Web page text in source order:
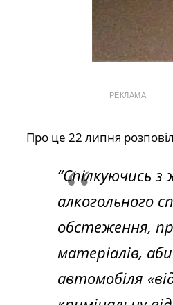
РЕКЛАМА
Про це 22 липня
“Спілкуючись з
алкогольного
обстеження,
матеріалів,
автомобіля